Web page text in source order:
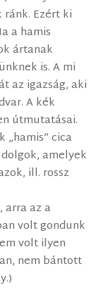
Ezért ki
a hamis
ártanak
is. A mi
az igazság, aki
A kék
útmutatásai.
„hamis” cica
amelyek
ill. rossz
arra az a
volt gondunk
volt ilyen
nem bántott